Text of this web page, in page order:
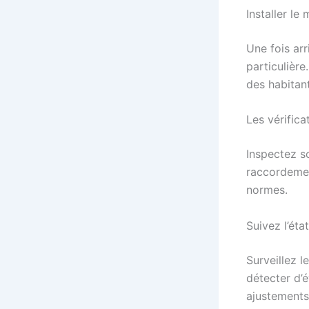
Installer le
Une fois
des
Les
Inspectez
normes.
Suivez
Surveillez
détecter